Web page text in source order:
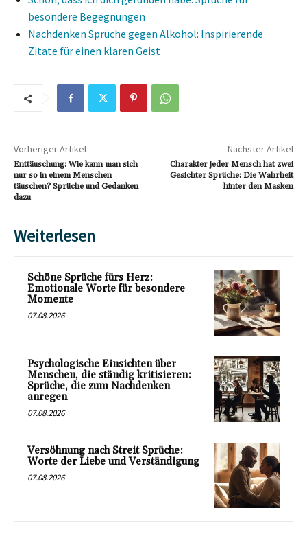
besondere Begegnungen
Nachdenken Sprüche gegen Alkohol: Inspirierende
Zitate für einen klaren Geist
Vorheriger Artikel
Enttäuschung: Wie kann man sich
nur so in einem Menschen
täuschen? Sprüche und Gedanken
dazu
Nächster Artikel
Charakter jeder Mensch hat zwei
Gesichter Sprüche: Die Wahrheit
hinter den Masken
Weiterlesen
Schöne Sprüche fürs Herz:
Emotionale Worte für besondere
Momente
07.08.2026
Psychologische Einsichten über
Menschen, die ständig kritisieren:
Sprüche, die zum Nachdenken
anregen
07.08.2026
Versöhnung nach Streit Sprüche:
Worte der Liebe und Verständigung
07.08.2026